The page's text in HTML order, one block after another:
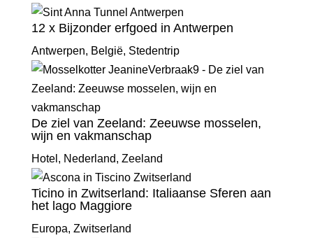
12 x Bijzonder erfgoed in Antwerpen
Antwerpen, België, Stedentrip
De ziel van Zeeland: Zeeuwse mosselen,
wijn en vakmanschap
Hotel , Nederland, Zeeland
Ticino in Zwitserland: Italiaanse Sferen aan
het lago Maggiore
Europa, Zwitserland